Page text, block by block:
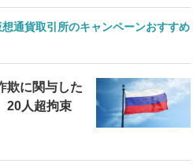
想通貨取引所のキャンペーンおすすめ
欺に関与した
20人超拘束